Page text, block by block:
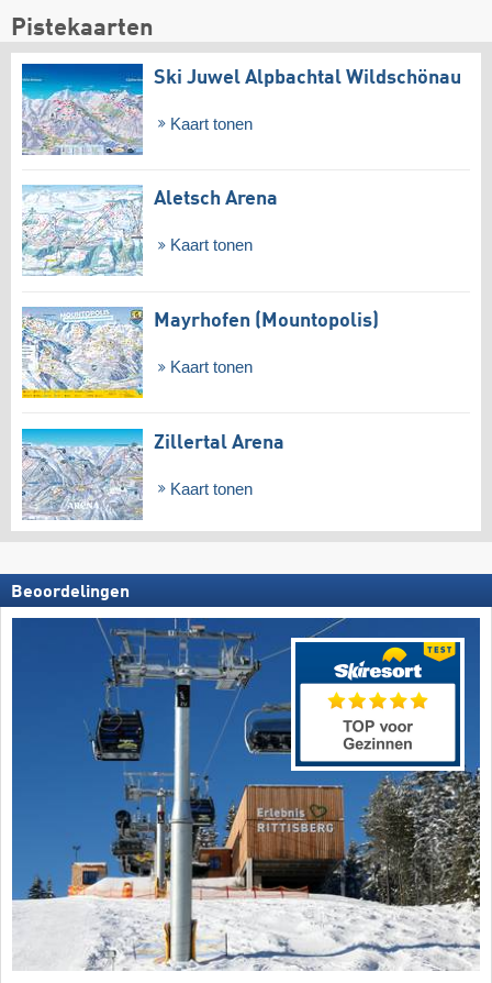
Pistekaarten
Ski Juwel Alpbachtal Wildschönau
Kaart tonen
Aletsch Arena
Kaart tonen
Mayrhofen (Mountopolis)
Kaart tonen
Zillertal Arena
Kaart tonen
Beoordelingen